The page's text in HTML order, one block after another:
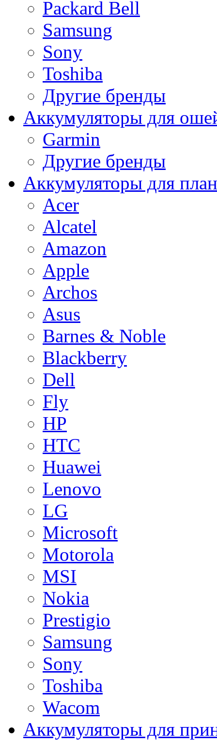
Packard Bell
Samsung
Sony
Toshiba
Другие бренды
Аккумуляторы для
Garmin
Другие бренды
Аккумуляторы для
Acer
Alcatel
Amazon
Apple
Archos
Asus
Barnes & Noble
Blackberry
Dell
Fly
HP
HTC
Huawei
Lenovo
LG
Microsoft
Motorola
MSI
Nokia
Prestigio
Samsung
Sony
Toshiba
Wacom
Аккумуляторы для